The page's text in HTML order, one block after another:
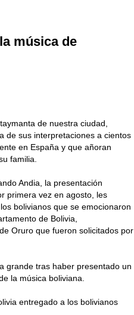
música de
de nuestra ciudad,
de sus interpretaciones a cientos
en España y que añoran
familia.
Andia, la presentación
primera vez en agosto, les
bolivianos que se emocionaron
de Bolivia,
Oruro que fueron solicitados por
grande tras haber presentado un
la música boliviana.
entregado a los bolivianos